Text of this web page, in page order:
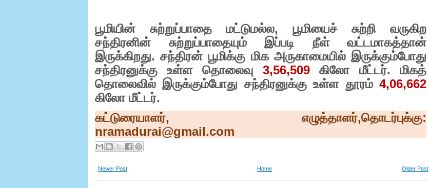
பூமியின் சுற்றுப்பாதை மட்டுமல்ல, பூமியைச் சுற்றி வருகிற
சந்திரனின் சுற்றுப்பாதையும் இப்படி நீள் வட்டமாகத்தான்
இருக்கிறது. சந்திரன் பூமிக்கு மிக அருகாமையில் இருக்கும்போது
சந்திரனுக்கு உள்ள தொலைவு 3,56,509
கிலோ மீட்டர். மிகத்
தொலைவில் இருக்கும்போது சந்திரனுக்கு உள்ள தூரம் 4,06,662
கிலோ மீட்டர்.
கட்டுரையாளர், எழுத்தாளர்,தொடர்புக்கு:
nramadurai@gmail.com
Newer Post Older Post
Home